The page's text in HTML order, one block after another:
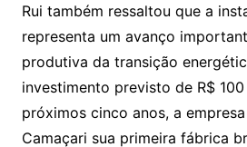
Rui também ressaltou que a
representa um avanço
produtiva da transição
investimento previsto de R$
próximos cinco anos, a
Camaçari sua primeira fábrica